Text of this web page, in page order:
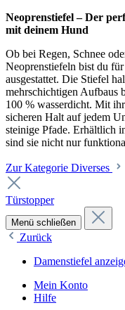
Neoprenstiefel – Der
mit deinem Hund
Ob bei Regen, Schnee
Neoprenstiefeln bist du
ausgestattet. Die Stiefel
mehrschichtigen Aufbaus
100 % wasserdicht. Mit
sicheren Halt auf jedem
steinige Pfade. Erhältlich
sind sie nicht nur
Zur Kategorie Diverses
Türstopper
Menü schließen
Zurück
Damenstiefel
Mein Konto
Hilfe